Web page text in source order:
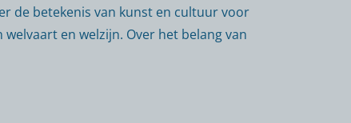
de betekenis van kunst en cultuur voor
en welzijn. Over het belang van